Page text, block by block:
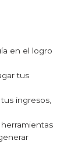
en el logro
tus
ingresos,